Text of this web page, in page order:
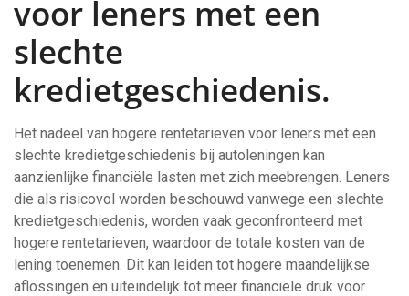
voor leners met een
slechte
kredietgeschiedenis.
Het nadeel van hogere rentetarieven voor leners met een
slechte kredietgeschiedenis bij autoleningen kan
aanzienlijke financiële lasten met zich meebrengen. Leners
die als risicovol worden beschouwd vanwege een slechte
kredietgeschiedenis, worden vaak geconfronteerd met
hogere rentetarieven, waardoor de totale kosten van de
lening toenemen. Dit kan leiden tot hogere maandelijkse
aflossingen en uiteindelijk tot meer financiële druk voor